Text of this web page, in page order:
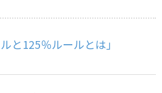
と125％ルールとは」